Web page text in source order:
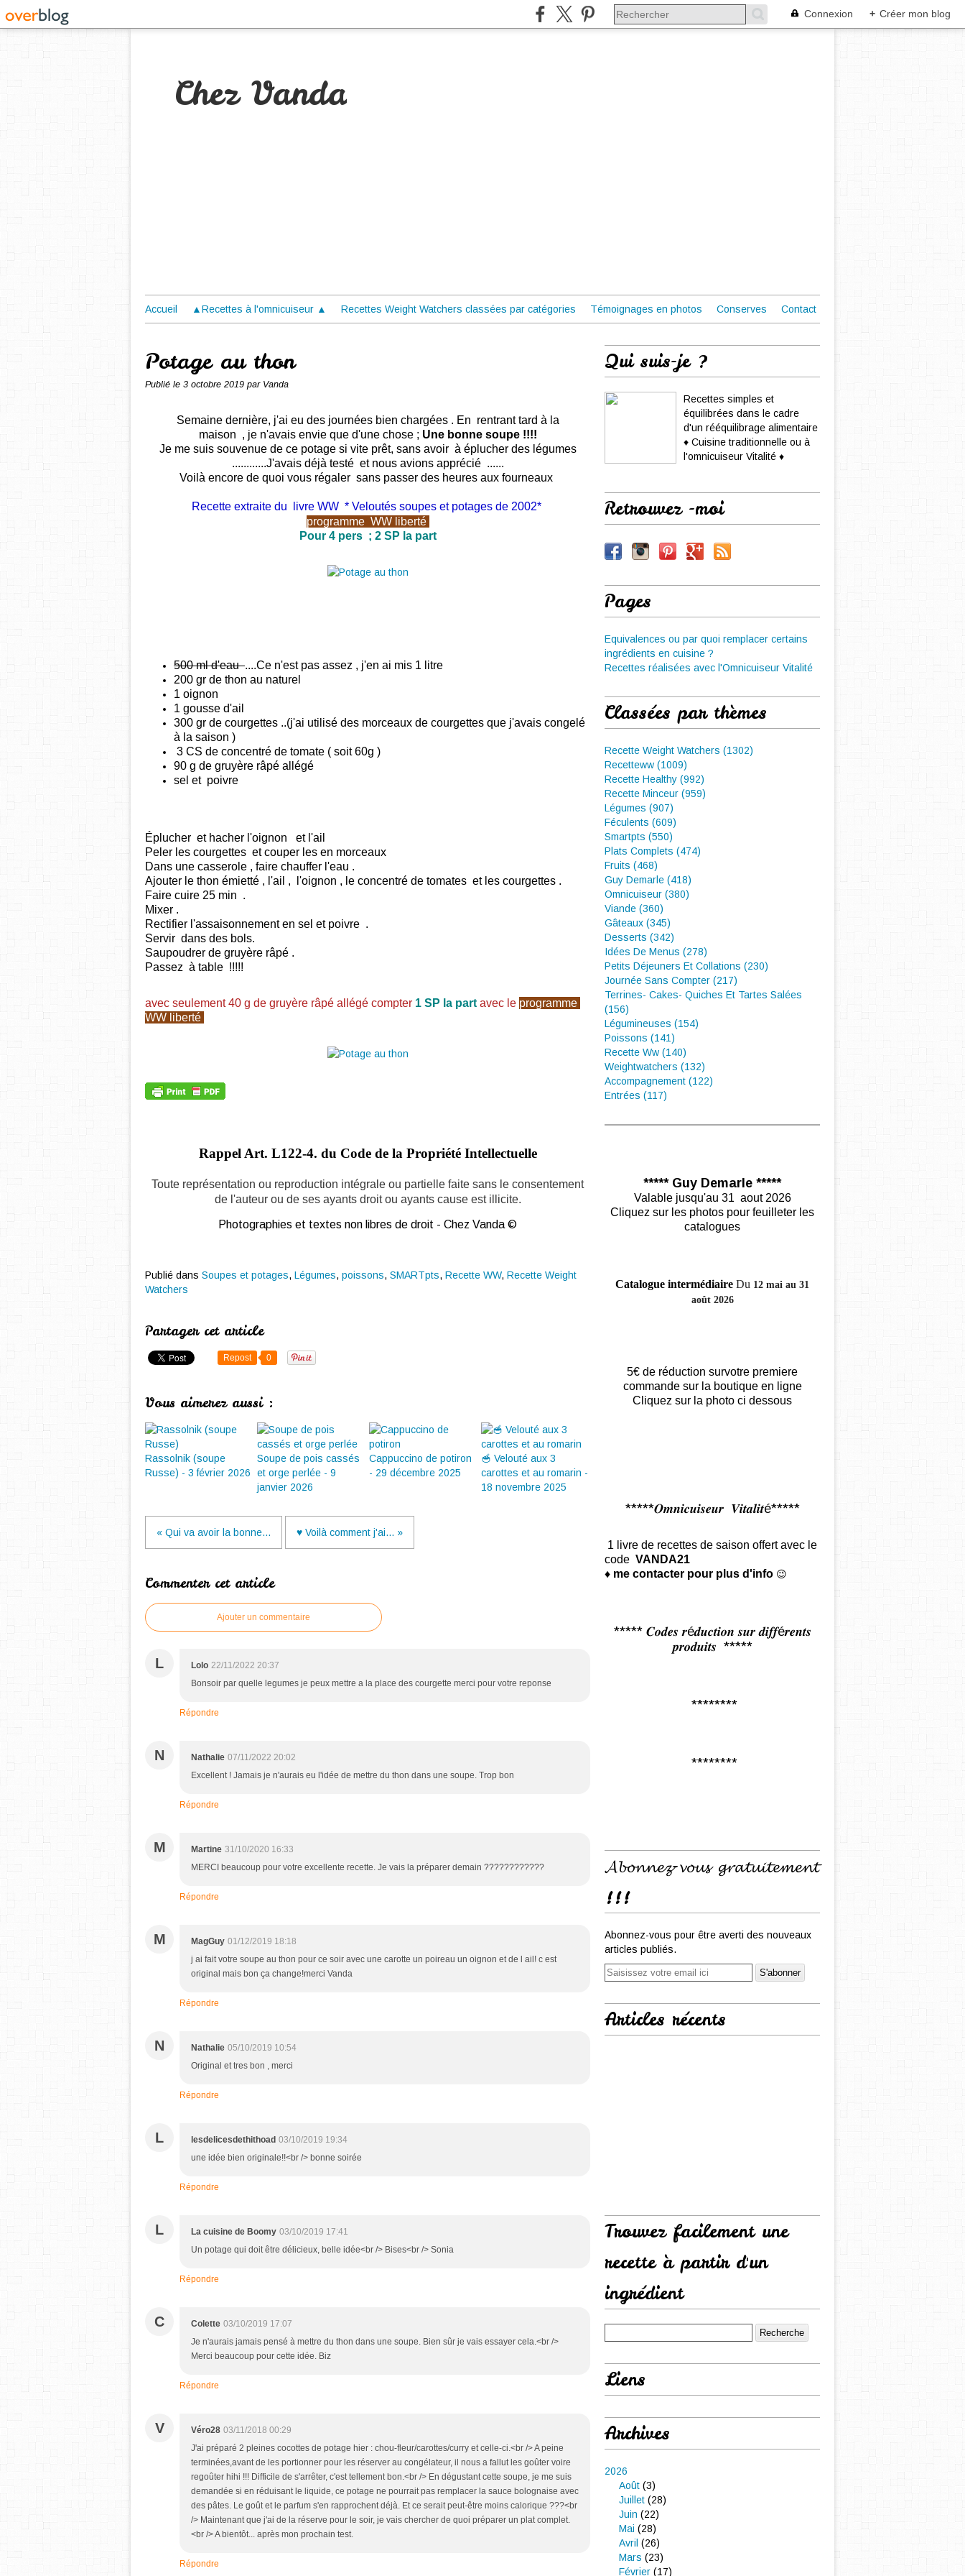
Connexion + Créer mon blog
Chez Vanda
Accueil ▲Recettes à l'omnicuiseur ▲ Recettes Weight Watchers classées par catégories Témoignages en photos Conserves Contact
Potage au thon
Publié le 3 octobre 2019 par Vanda
Semaine dernière, j'ai eu des journées bien chargées . En rentrant tard à la
maison , je n'avais envie que d'une chose ; Une bonne soupe !!!!
Je me suis souvenue de ce potage si vite prêt, sans avoir à éplucher des légumes
............J'avais déjà testé et nous avions apprécié ......
Voilà encore de quoi vous régaler sans passer des heures aux fourneaux
Recette extraite du livre WW * Veloutés soupes et potages de 2002*
programme WWliberté
Pour 4 pers ; 2 SP la part
500 ml d'eau....Ce n'est pas assez , j'en ai mis 1 litre
200 gr de thon au naturel
1 oignon
1 gousse d'ail
300 gr de courgettes ..(j'ai utilisé des morceaux de courgettes que j'avais congelé
à la saison )
3 CS de concentré de tomate ( soit 60g )
90 g de gruyère râpé allégé
sel et poivre
Éplucher et hacher l'oignon et l'ail
Peler les courgettes et couper les en morceaux
Dans une casserole , faire chauffer l'eau .
Ajouter le thon émietté , l'ail , l'oignon , le concentré de tomates et les courgettes .
Faire cuire 25 min .
Mixer .
Rectifier l'assaisonnement en sel et poivre .
Servir dans des bols.
Saupoudrer de gruyère râpé .
Passez à table !!!!!
avec seulement 40 g de gruyère râpé allégé compter 1 SP la part avec le programme
WW liberté
Rappel Art. L122-4. du Code de la Propriété Intellectuelle
Toute représentation ou reproduction intégrale ou partielle faite sans le consentement
de l'auteur ou de ses ayants droit ou ayants cause est illicite.
Photographies et textes non libres de droit - Chez Vanda ©
Publié dans Soupes et potages, Légumes, poissons, SMARTpts, Recette WW, Recette Weight
Watchers
Partager cet article
Repost 0
Vous aimerez aussi :
Rassolnik (soupe
Russe) - 3 février 2026
Soupe de pois cassés
et orge perlée - 9
janvier 2026
Cappuccino de potiron
- 29 décembre 2025
🥣 Velouté aux 3
carottes et au romarin -
18 novembre 2025
« Qui va avoir la bonne... ♥ Voilà comment j'ai... »
Commenter cet article
Ajouter un commentaire
L Lolo 22/11/2022 20:37
Bonsoir par quelle legumes je peux mettre a la place des courgette merci pour votre reponse
Répondre
N Nathalie 07/11/2022 20:02
Excellent ! Jamais je n'aurais eu l'idée de mettre du thon dans une soupe. Trop bon
Répondre
M Martine 31/10/2020 16:33
MERCI beaucoup pour votre excellente recette. Je vais la préparer demain ????????????
Répondre
M MagGuy 01/12/2019 18:18
j ai fait votre soupe au thon pour ce soir avec une carotte un poireau un oignon et de l ail! c est
original mais bon ça change!merci Vanda
Répondre
N Nathalie 05/10/2019 10:54
Original et tres bon , merci
Répondre
L lesdelicesdethithoad 03/10/2019 19:34
une idée bien originale!!<br /> bonne soirée
Répondre
L La cuisine de Boomy 03/10/2019 17:41
Un potage qui doit être délicieux, belle idée<br /> Bises<br /> Sonia
Répondre
C Colette 03/10/2019 17:07
Je n'aurais jamais pensé à mettre du thon dans une soupe. Bien sûr je vais essayer cela.<br />
Merci beaucoup pour cette idée. Biz
Répondre
V Véro28 03/11/2018 00:29
J'ai préparé 2 pleines cocottes de potage hier : chou-fleur/carottes/curry et celle-ci.<br /> A peine
terminées,avant de les portionner pour les réserver au congélateur, il nous a fallut les goûter voire
regoûter hihi !!! Difficile de s'arrêter, c'est tellement bon.<br /> En dégustant cette soupe, je me suis
demandée si en réduisant le liquide, ce potage ne pourrait pas remplacer la sauce bolognaise avec
des pâtes. Le goût et le parfum s'en rapprochent déjà. Et ce serait peut-être moins calorique ???<br
/> Maintenant que j'ai de la réserve pour le soir, je vais chercher de quoi préparer un plat complet.
<br /> A bientôt... après mon prochain test.
Répondre
Qui suis-je ?
Recettes simples et
équilibrées dans le cadre
d'un rééquilibrage alimentaire
♦ Cuisine traditionnelle ou à
l'omnicuiseur Vitalité ♦
Retrouvez -moi
Pages
Equivalences ou par quoi remplacer certains
ingrédients en cuisine ?
Recettes réalisées avec l'Omnicuiseur Vitalité
Classées par thèmes
Recette Weight Watchers (1302)
Recetteww (1009)
Recette Healthy (992)
Recette Minceur (959)
Légumes (907)
Féculents (609)
Smartpts (550)
Plats Complets (474)
Fruits (468)
Guy Demarle (418)
Omnicuiseur (380)
Viande (360)
Gâteaux (345)
Desserts (342)
Idées De Menus (278)
Petits Déjeuners Et Collations (230)
Journée Sans Compter (217)
Terrines- Cakes- Quiches Et Tartes Salées
(156)
Légumineuses (154)
Poissons (141)
Recette Ww (140)
Weightwatchers (132)
Accompagnement (122)
Entrées (117)
***** Guy Demarle *****
Valable jusqu'au 31 aout 2026
Cliquez sur les photos pour feuilleter les
catalogues
Catalogue intermédiaire Du 12 mai au 31
août 2026
5€ de réduction survotre premiere
commande sur la boutique en ligne
Cliquez sur la photo ci dessous
*****𝑶𝒎𝒏𝒊𝒄𝒖𝒊𝒔𝒆𝒖𝒓 𝑽𝒊𝒕𝒂𝒍𝒊𝒕é*****
1 livre de recettes de saison offertavec le
code VANDA21
♦ me contacter pour plus d'info 😉
***** 𝑪𝒐𝒅𝒆𝒔 𝒓é𝒅𝒖𝒄𝒕𝒊𝒐𝒏 𝒔𝒖𝒓 𝒅𝒊𝒇𝒇é𝒓𝒆𝒏𝒕𝒔
𝒑𝒓𝒐𝒅𝒖𝒊𝒕𝒔 *****
********
********
𝓐𝓫𝓸𝓷𝓷𝓮𝔃-𝓿𝓸𝓾𝓼 𝓰𝓻𝓪𝓽𝓾𝓲𝓽𝓮𝓶𝓮𝓷𝓽
!!!
Abonnez-vous pour être averti des nouveaux
articles publiés.
Articles récents
Trouvez facilement une
recette à partir d'un
ingrédient
Liens
Archives
2026
Août (3)
Juillet (28)
Juin (22)
Mai (28)
Avril (26)
Mars (23)
Février (17)